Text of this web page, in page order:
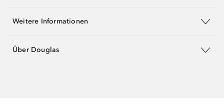
Weitere Informationen
Über Douglas